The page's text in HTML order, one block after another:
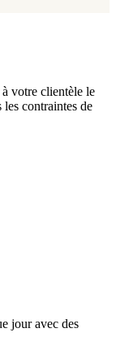
votre clientèle le
les contraintes de
jour avec des